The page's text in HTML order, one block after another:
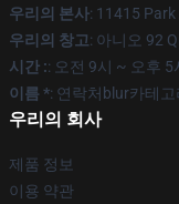
우리의 본사: 11415 Park
우리의 창고: 아니오 92
시간 :: 오전 9시 ~ 오후 5
이름 *: 연락처blur카테고
우리의 회사
제품 정보
이용 약관